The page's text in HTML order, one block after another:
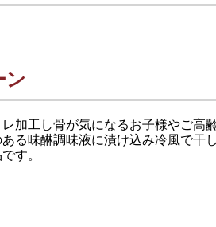
ン
加工し骨が気になるお子様やご高
る味醂調味液に漬け込み冷風で干
す。